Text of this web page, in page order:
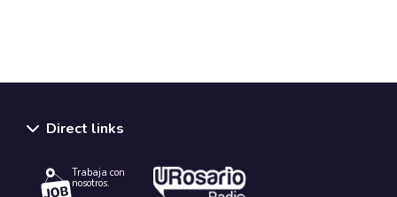
Direct links
Trabaja con
nosotros.